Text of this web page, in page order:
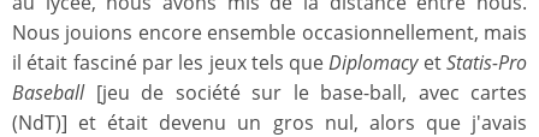
Nous jouions encore ensemble occasionnellement, mais
il était fasciné par les jeux tels queDiplomacyetStatis-Pro
Baseball[jeu de société sur le base-ball, avec cartes
(NdT)] et était devenu un gros nul, alors que j'avais